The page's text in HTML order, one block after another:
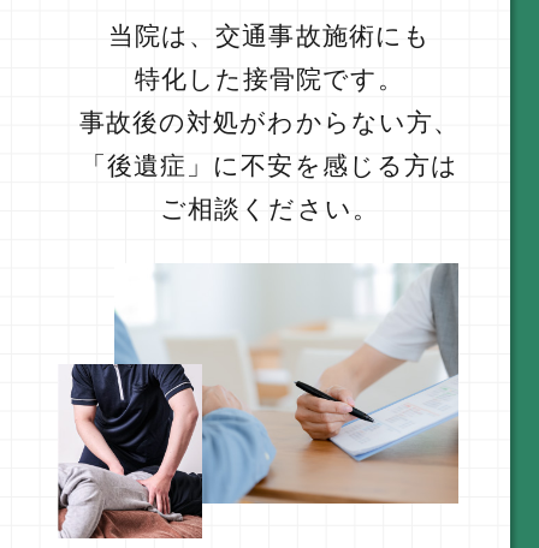
当院は、交通事故施術にも
特化した接骨院です。
事故後の対処がわからない方、
「後遺症」に不安を感じる方は
ご相談ください。